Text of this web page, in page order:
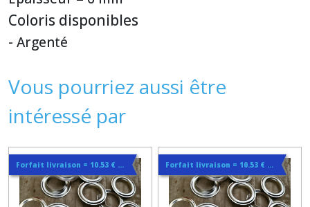
Coloris disponibles
- Argenté
Vous pourriez aussi être
intéressé par
Forfait livraison = 10.53 € lettre suivie ou 14.44€ en colissimo quelque soit la quantité Forfait livraison = 10.53 € lettre suivie ou 14.44€ en colissimo quelque soit la quantité